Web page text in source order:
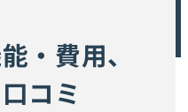
・費用、
コミ